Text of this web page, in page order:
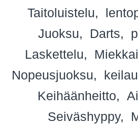
Taitoluistelu
Juoksu
Darts
Laskettelu
Nopeusjuoksu
Keihäänheitto
Seiväshyppy